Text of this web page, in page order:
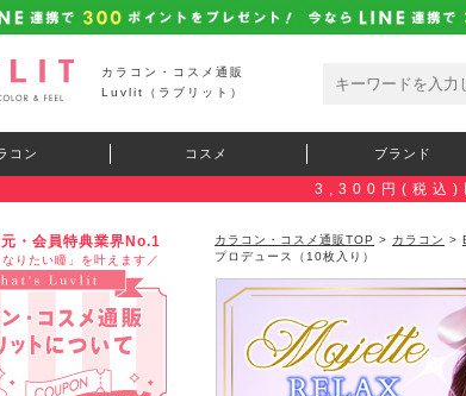
カラコン・コスメ通販
Luvlit（ラブリット）
コン コスメ ブランド
3,300円(税込)
・会員特典業界No.1
りたい瞳」を叶えます／
カラコン・コスメ通販TOP > カラコン >
プロデュース（10枚入り）